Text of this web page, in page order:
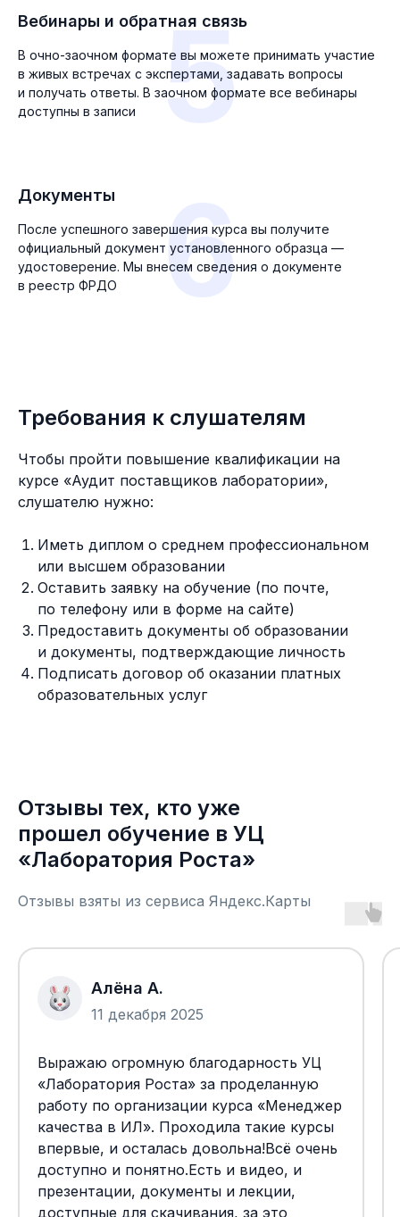
Вебинары и обратная связь
В очно-заочном формате вы можете принимать участие
в живых встречах с экспертами, задавать вопросы
и получать ответы. В заочном формате все вебинары
доступны в записи
5
Документы
После успешного завершения курса вы получите
официальный документ установленного образца —
удостоверение. Мы внесем сведения о документе
в реестр ФРДО
6
Требования к слушателям
Чтобы пройти повышение квалификации на
курсе «Аудит поставщиков лаборатории»,
слушателю нужно:
Иметь диплом о среднем профессиональном
или высшем образовании
Оставить заявку на обучение (по почте,
по телефону или в форме на сайте)
Предоставить документы об образовании
и документы, подтверждающие личность
Подписать договор об оказании платных
образовательных услуг
Отзывы тех, кто уже
прошел обучение в УЦ
«Лаборатория Роста»
Отзывы взяты из сервиса Яндекс.Карты
Алёна А.
11 декабря 2025
Выражаю огромную благодарность УЦ
«Лаборатория Роста» за проделанную
работу по организации курса «Менеджер
качества в ИЛ». Проходила такие курсы
впервые, и осталась довольна!Всё очень
доступно и понятно.Есть и видео, и
презентации, документы и лекции,
доступные для скачивания, за это